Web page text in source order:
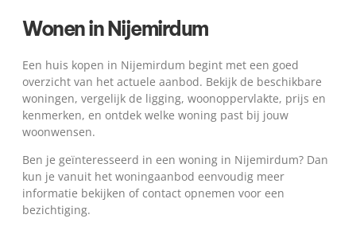
Wonen in Nijemirdum
Een huis kopen in Nijemirdum begint met een goed
overzicht van het actuele aanbod. Bekijk de beschikbare
woningen, vergelijk de ligging, woonoppervlakte, prijs en
kenmerken, en ontdek welke woning past bij jouw
woonwensen.
Ben je geïnteresseerd in een woning in Nijemirdum? Dan
kun je vanuit het woningaanbod eenvoudig meer
informatie bekijken of contact opnemen voor een
bezichtiging.